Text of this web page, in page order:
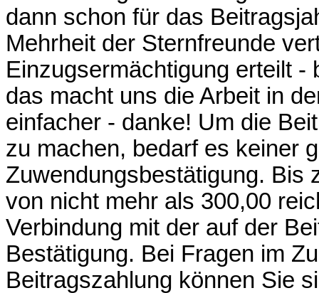
dann schon für das
Mehrheit der Sternfreunde
Einzugsermächtigung erteilt
das macht uns die Arbeit in
einfacher - danke! Um die
zu machen, bedarf es keiner
Zuwendungsbestätigung. Bis
von nicht mehr als 300,00
Verbindung mit der auf der
Bestätigung. Bei Fragen im
Beitragszahlung können Sie